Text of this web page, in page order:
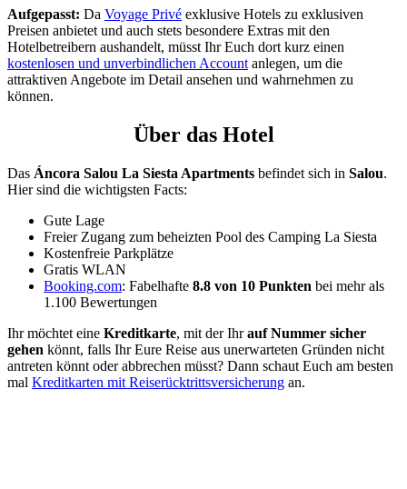
Aufgepasst: Da Voyage Privé exklusive Hotels zu exklusiven
Preisen anbietet und auch stets besondere Extras mit den
Hotelbetreibern aushandelt, müsst Ihr Euch dort kurz einen
kostenlosen und unverbindlichen Account anlegen, um die
attraktiven Angebote im Detail ansehen und wahrnehmen zu
können.
Über das Hotel
Das Áncora Salou La Siesta Apartments befindet sich in Salou.
Hier sind die wichtigsten Facts:
Gute Lage
Freier Zugang zum beheizten Pool des Camping La Siesta
Kostenfreie Parkplätze
Gratis WLAN
Booking.com: Fabelhafte 8.8 von 10 Punkten bei mehr als
1.100 Bewertungen
Ihr möchtet eine Kreditkarte, mit der Ihrauf Nummer sicher
gehen könnt, falls Ihr Eure Reise aus unerwarteten Gründen nicht
antreten könnt oder abbrechen müsst? Dann schaut Euch am besten
mal Kreditkarten mit Reiserücktrittsversicherung an.